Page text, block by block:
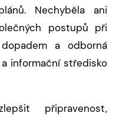
Nechyběla ani
postupů při
a odborná
informační středisko
připravenost,